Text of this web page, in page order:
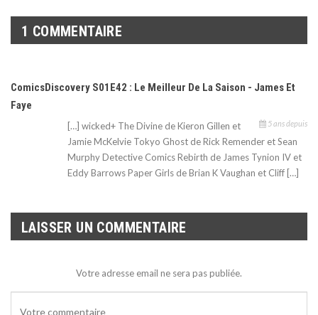
1 COMMENTAIRE
ComicsDiscovery S01E42 : Le Meilleur De La Saison - James Et
Faye
5 ans depuis
[…] wicked+ The Divine de Kieron Gillen et
Jamie McKelvie Tokyo Ghost de Rick Remender et Sean
Murphy Detective Comics Rebirth de James Tynion IV et
Eddy Barrows Paper Girls de Brian K Vaughan et Cliff […]
LAISSER UN COMMENTAIRE
Votre adresse email ne sera pas publiée.